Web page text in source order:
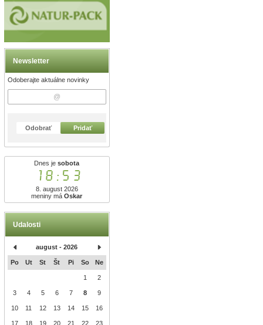
Newsletter
Odoberajte aktuálne novinky
Odobrať Pridať
Dnes jesobota
18:54
8. august 2026
meniny máOskar
Udalosti
august - 2026
Po Ut St Št Pi So Ne
1 2
3 4 5 6 7 8 9
10 11 12 13 14 15 16
17 18 19 20 21 22 23